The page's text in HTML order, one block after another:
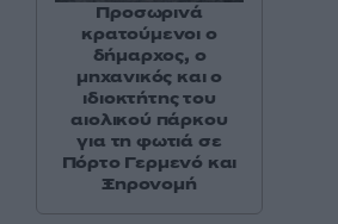
Προσωρινά
κρατούμενοι ο
δήμαρχος, ο
μηχανικός και ο
ιδιοκτήτης του
αιολικού πάρκου
για τη φωτιά σε
Πόρτο Γερμενό και
Ξηρονομή